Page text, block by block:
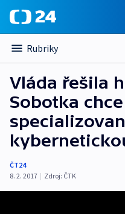
Rubriky
Vláda řešila
Sobotka
ČT24
8. 2. 2017 | Zdroj: ČTK